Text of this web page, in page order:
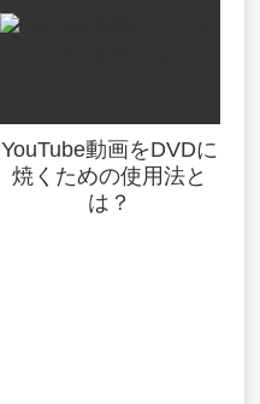
YouTube動画をDVDに
焼くための使用法と
は？